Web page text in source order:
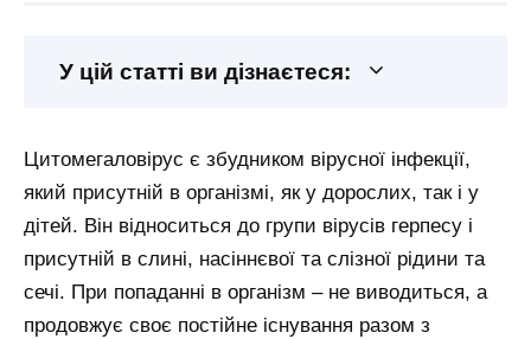
У цій статті ви дізнаєтеся:
Цитомегаловірус є збудником вірусної інфекції,
який присутній в організмі, як у дорослих, так і у
дітей. Він відноситься до групи вірусів герпесу і
присутній в слині, насіннєвої та слізної рідини та
сечі. При попаданні в організм – не виводиться, а
продовжує своє постійне існування разом з